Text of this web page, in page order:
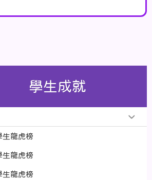
學生成就
龍虎榜
龍虎榜
龍虎榜